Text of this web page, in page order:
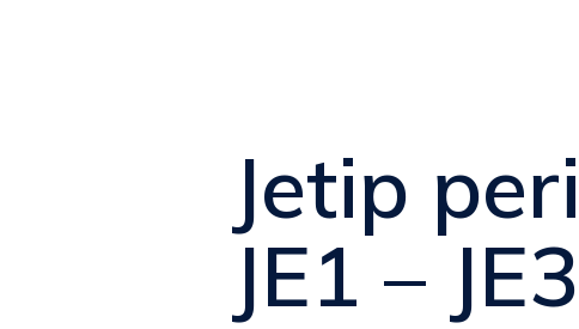
Jetip
JE1 – JE3